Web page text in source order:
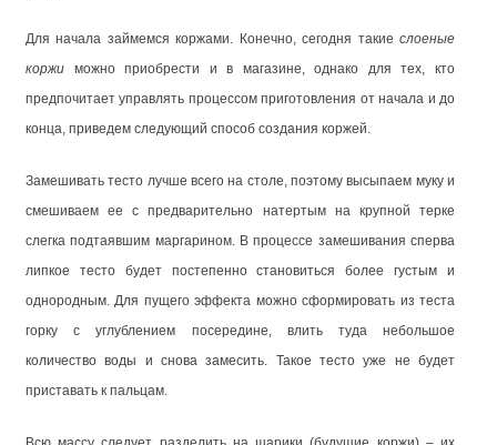
Для начала займемся коржами. Конечно, сегодня такие слоеные
коржи можно приобрести и в магазине, однако для тех, кто
предпочитает управлять процессом приготовления от начала и до
конца, приведем следующий способ создания коржей.
Замешивать тесто лучше всего на столе, поэтому высыпаем муку и
смешиваем ее с предварительно натертым на крупной терке
слегка подтаявшим маргарином. В процессе замешивания сперва
липкое тесто будет постепенно становиться более густым и
однородным. Для пущего эффекта можно сформировать из теста
горку с углублением посередине, влить туда небольшое
количество воды и снова замесить. Такое тесто уже не будет
приставать к пальцам.